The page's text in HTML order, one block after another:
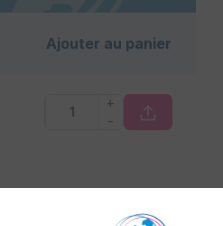
Ajouter au panier
+
-
dans la même